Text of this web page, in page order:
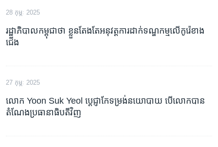
28 កុម្ភៈ 2025
រដ្ឋាភិបាលកម្ពុជាថា ខ្លួនតែងតែអនុវត្តការដាក់ទណ្ឌកម្មលើកូរ៉េខាង
ជើង
27 កុម្ភៈ 2025
លោក Yoon Suk Yeol បេ្តជ្ញាកែទម្រង់នយោបាយ បើលោកបាន
តំណែងប្រធានាធិបតីវិញ